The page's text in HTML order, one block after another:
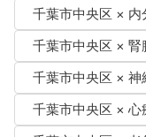
千葉市中央区 × 内
千葉市中央区 × 腎
千葉市中央区 × 神
千葉市中央区 × 心